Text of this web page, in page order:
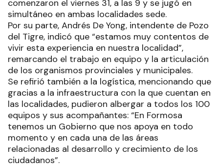
comenzaron el viernes 31, a las 9 y se jugó en
simultáneo en ambas localidades sede.
Por su parte, Andrés De Yong, intendente de Pozo
del Tigre, indicó que “estamos muy contentos de
vivir esta experiencia en nuestra localidad”,
remarcando el trabajo en equipo y la articulación
de los organismos provinciales y municipales.
Se refirió también a la logística, mencionando que
gracias a la infraestructura con la que cuentan en
las localidades, pudieron albergar a todos los 100
equipos y sus acompañantes: “En Formosa
tenemos un Gobierno que nos apoya en todo
momento y en cada una de las áreas
relacionadas al desarrollo y crecimiento de los
ciudadanos”.